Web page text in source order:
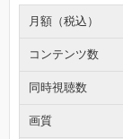
月額（税込）
コンテンツ数
同時視聴数
画質